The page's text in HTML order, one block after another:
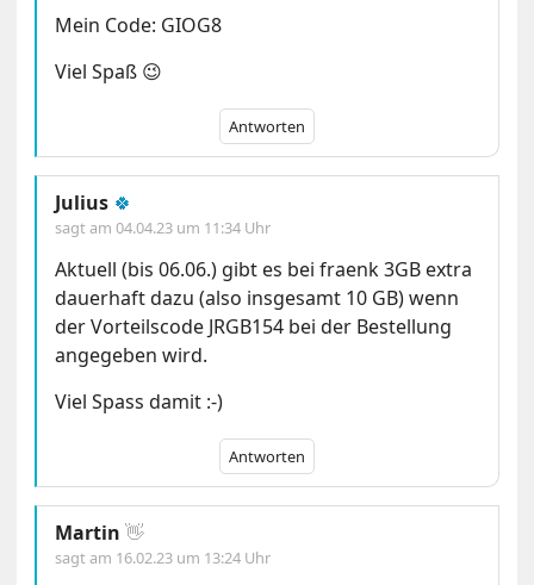
Mein Code: GIOG8
Viel Spaß 😉
Antworten
Julius 🍀
sagt am04.04.23 um 11:34 Uhr
Aktuell (bis 06.06.) gibt es bei fraenk 3GB extra
dauerhaft dazu (also insgesamt 10 GB) wenn
der Vorteilscode JRGB154 bei der Bestellung
angegeben wird.
Viel Spass damit :-)
Antworten
Martin 👋
sagt am 16.02.23 um 13:24 Uhr